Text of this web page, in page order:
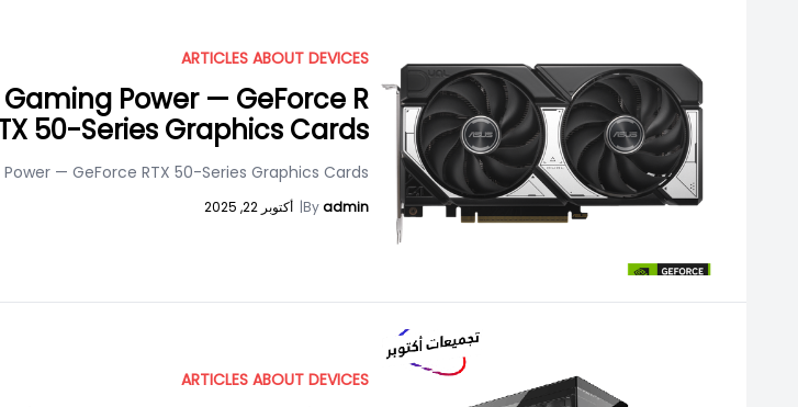
ARTICLES ABOUT DEVICES
Power — GeForce R
50-Series Graphics Cards
— GeForce RTX 50-Series Graphics Cards
Byadmin
| أكتوبر 22, 2025
ARTICLES ABOUT DEVICES